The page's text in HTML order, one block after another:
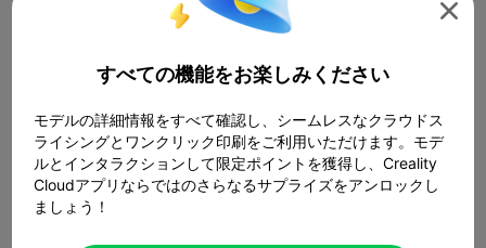

すべての機能をお楽しみください
モデルの詳細情報をすべて確認し、シームレスなクラウドス
ライシングとワンクリック印刷をご利用いただけます。モデ
ルとインタラクションして限定ポイントを獲得し、Creality
Cloudアプリならではのさらなるサプライズをアンロックし
ましょう！